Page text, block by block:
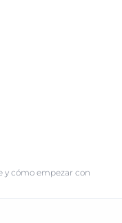
y cómo empezar con